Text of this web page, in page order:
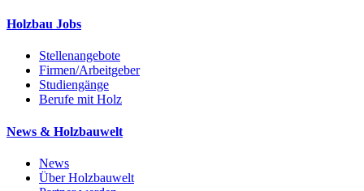
Holzbau Jobs
Stellenangebote
Firmen/Arbeitgeber
Studiengänge
Berufe mit Holz
News & Holzbauwelt
News
Über Holzbauwelt